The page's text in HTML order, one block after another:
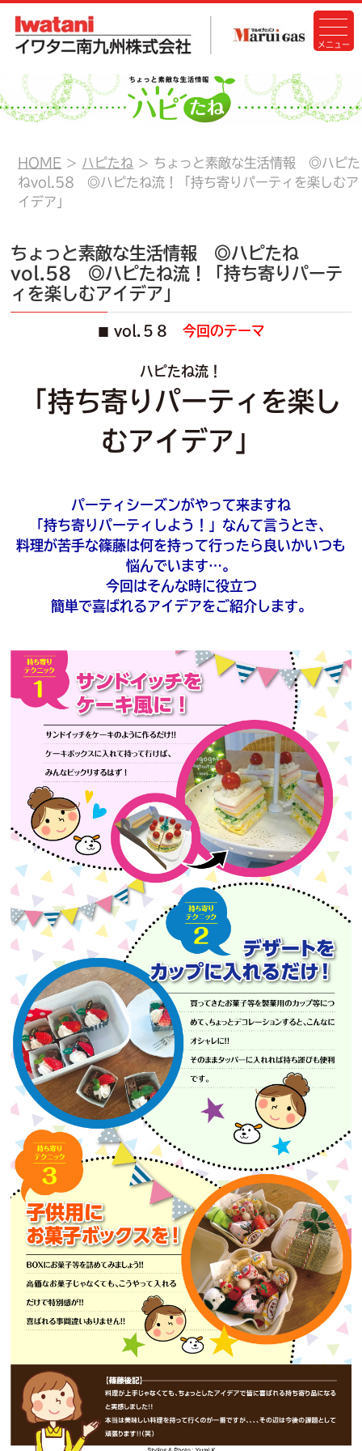
HOME ハピたね
ちょっと素敵な生活情報 ◎ハピた
ねvol.58 ◎ハピたね流！「持ち寄りパーティを楽しむア
イデア」
ちょっと素敵な生活情報 ◎ハピたね
vol.58 ◎ハピたね流！「持ち寄りパーテ
ィを楽しむアイデア」
vol.５８ 今回のテーマ
ハピたね流！
「持ち寄りパーティを楽し
むアイデア」
パーティシーズンがやって来ますね
「持ち寄りパーティしよう！」なんて言うとき、
料理が苦手な篠藤は何を持って行ったら良いかいつも
悩んでいます…。
今回はそんな時に役立つ
簡単で喜ばれるアイデアをご紹介します。